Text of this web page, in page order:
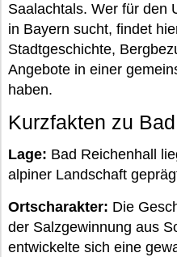
Saalachtals. Wer für den
in Bayern sucht, findet
Stadtgeschichte,
Angebote in einer
haben.
Kurzfakten zu
Lage: Bad Reichenhall
alpiner Landschaft
Ortscharakter: Die
der Salzgewinnung aus
entwickelte sich eine